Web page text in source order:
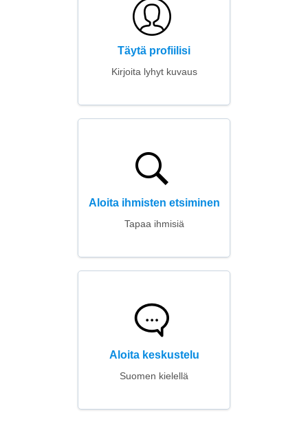
Täytä profiilisi
Kirjoita lyhyt kuvaus
Aloita ihmisten etsiminen
Tapaa ihmisiä
Aloita keskustelu
Suomen kielellä